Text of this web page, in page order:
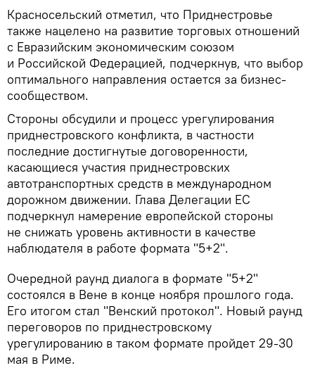
Красносельский отметил, что Приднестровье
также нацелено на развитие торговых отношений
с Евразийским экономическим союзом
и Российской Федерацией, подчеркнув, что выбор
оптимального направления остается за бизнес-
сообществом.
Стороны обсудили и процесс урегулирования
приднестровского конфликта, в частности
последние достигнутые договоренности,
касающиеся участия приднестровских
автотранспортных средств в международном
дорожном движении. Глава Делегации ЕС
подчеркнул намерение европейской стороны
не снижать уровень активности в качестве
наблюдателя в работе формата "5+2".
Очередной раунд диалога в формате "5+2"
состоялся в Вене в конце ноября прошлого года.
Его итогом стал "Венский протокол". Новый раунд
переговоров по приднестровскому
урегулированию в таком формате пройдет 29-30
мая в Риме.